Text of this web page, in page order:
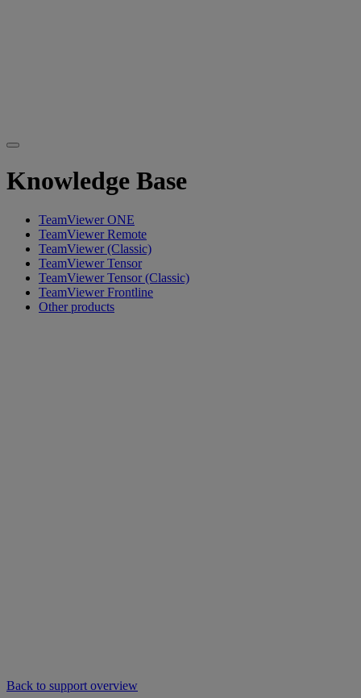
Knowledge Base
TeamViewer ONE
TeamViewer Remote
TeamViewer (Classic)
TeamViewer Tensor
TeamViewer Tensor (Classic)
TeamViewer Frontline
Other products
Back to support overview